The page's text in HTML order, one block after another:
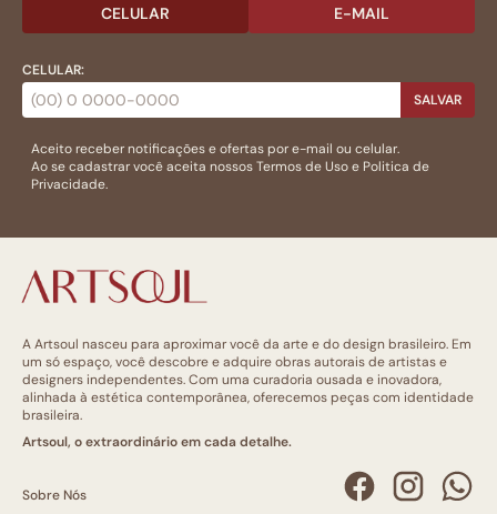
CELULAR E-MAIL
CELULAR:
SALVAR
Aceito receber notificações e ofertas por e-mail ou celular.
Ao se cadastrar você aceita nossosTermos de Usoe Politica de
Privacidade.
A Artsoul nasceu para aproximar você da arte e do design brasileiro. Em
um só espaço, você descobre e adquire obras autorais de artistas e
designers independentes. Com uma curadoria ousada e inovadora,
alinhada à estética contemporânea, oferecemos peças com identidade
brasileira.
Artsoul, o extraordinário em cada detalhe.
Sobre Nós